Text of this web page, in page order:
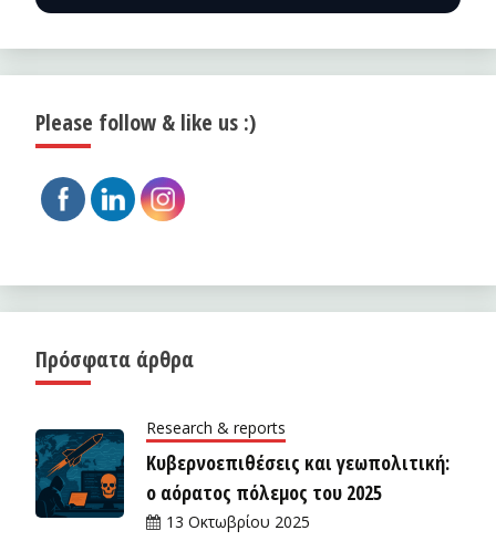
Please follow & like us :)
Πρόσφατα άρθρα
Research & reports
Κυβερνοεπιθέσεις και γεωπολιτική:
ο αόρατος πόλεμος του 2025
13 Οκτωβρίου 2025